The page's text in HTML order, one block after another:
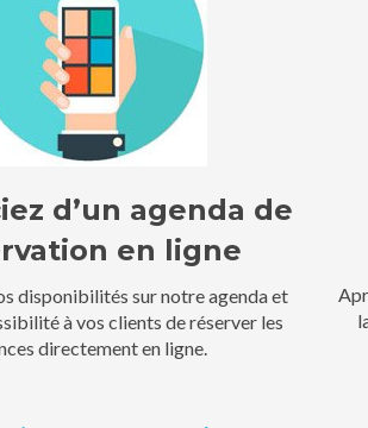
d’un agenda de
en ligne
disponibilités sur notre agenda et
à vos clients de réserver les
directement en ligne.